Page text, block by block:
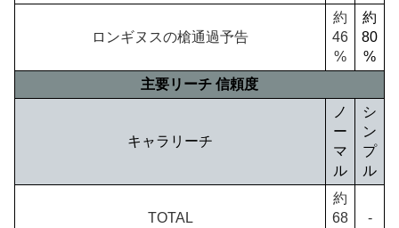
ロンギヌスの槍通過予告
約
46
%
約
80
%
主要リーチ 信頼度
キャラリーチ
ノ
ー
マ
ル
シ
ン
プ
ル
TOTAL
約
68
-